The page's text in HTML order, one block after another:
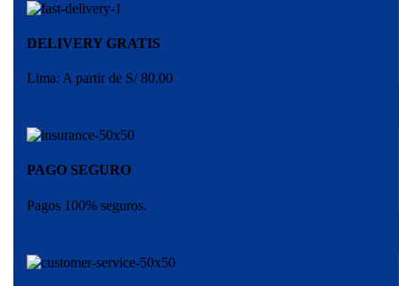
DELIVERY GRATIS
Lima: A partir de S/ 80.00
PAGO SEGURO
Pagos 100% seguros.